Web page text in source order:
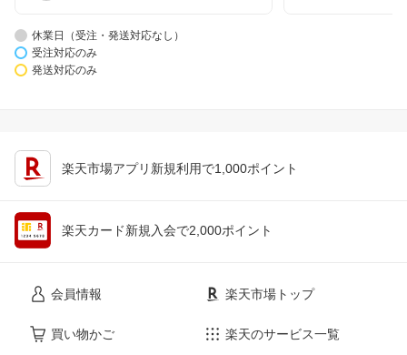
休業日（受注・発送対応なし）
受注対応のみ
発送対応のみ
楽天市場アプリ新規利用で1,000ポイント
楽天カード新規入会で2,000ポイント
会員情報
買い物かご
楽天市場トップ
楽天のサービス一覧